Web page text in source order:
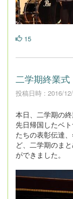
15
二学期終業式
投稿日時 : 2016/
本日、二学期の終
先日帰国したベ
たちの表彰伝達
ど、二学期のま
ができました。